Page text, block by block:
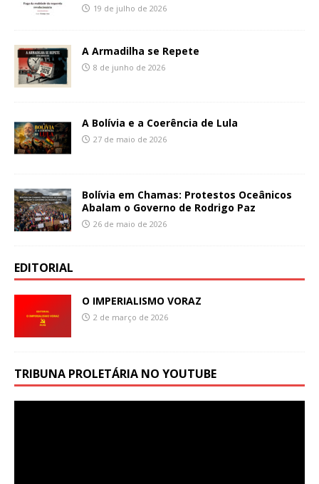
19 de julho de 2026
A Armadilha se Repete
8 de junho de 2026
A Bolívia e a Coerência de Lula
27 de maio de 2026
Bolívia em Chamas: Protestos Oceânicos
Abalam o Governo de Rodrigo Paz
26 de maio de 2026
EDITORIAL
O IMPERIALISMO VORAZ
2 de março de 2026
TRIBUNA PROLETÁRIA NO YOUTUBE